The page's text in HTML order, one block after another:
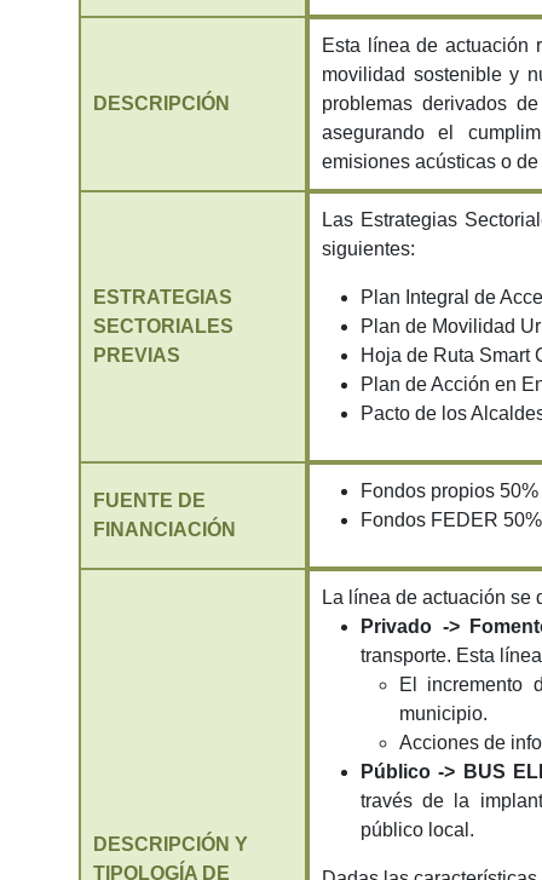
DESCRIPCIÓN
Esta línea de actuación
movilidad sostenible y
problemas derivados
asegurando el
emisiones acústicas o de
ESTRATEGIAS
SECTORIALES
PREVIAS
Las Estrategias
siguientes:
Plan Integral de
Plan de Movilidad
Hoja de Ruta Smart
Plan de Acción en
Pacto de los
FUENTE DE
FINANCIACIÓN
Fondos propios 50%
Fondos FEDER 50%
DESCRIPCIÓN Y
TIPOLOGÍA DE
La línea de actuación se
Privado ->
transporte. Esta
El incremento
municipio.
Acciones de
Público -> BUS
través de la
público local.